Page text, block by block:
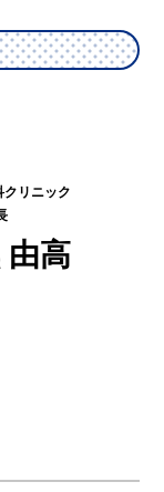
クリニック
由高